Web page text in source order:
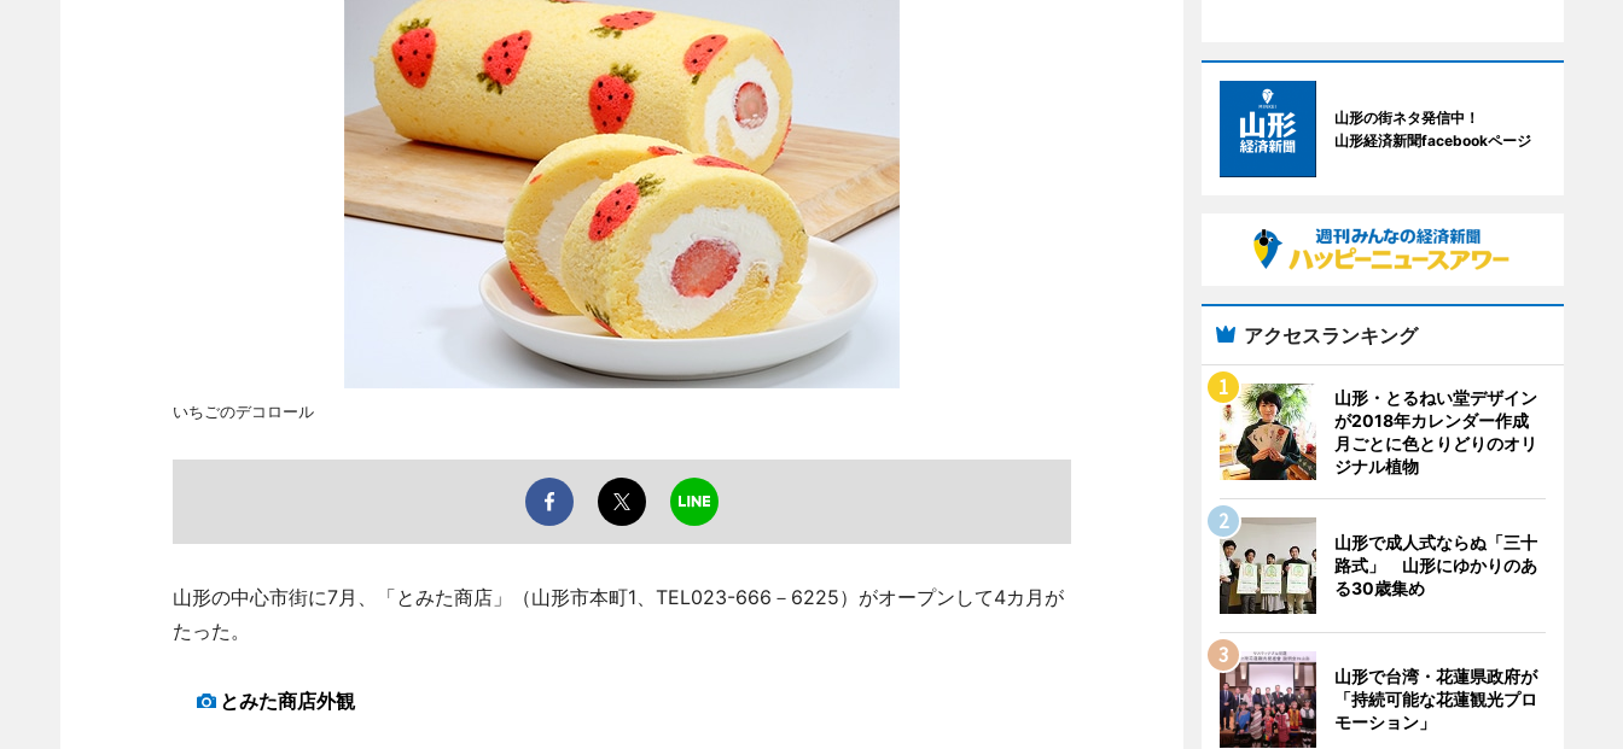
いちごのデコロール
山形の中心市街に7月、「とみた商店」（山形市本町1、TEL023-666－6225）がオープンして4カ月が
たった。
とみた商店外観
山形の街ネタ発信中！
山形経済新聞facebookページ
アクセスランキング
山形・とるねい堂デザイン
が2018年カレンダー作成
月ごとに色とりどりのオリ
ジナル植物
山形で成人式ならぬ「三十
路式」 山形にゆかりのあ
る30歳集め
山形で台湾・花蓮県政府が
「持続可能な花蓮観光プロ
モーション」